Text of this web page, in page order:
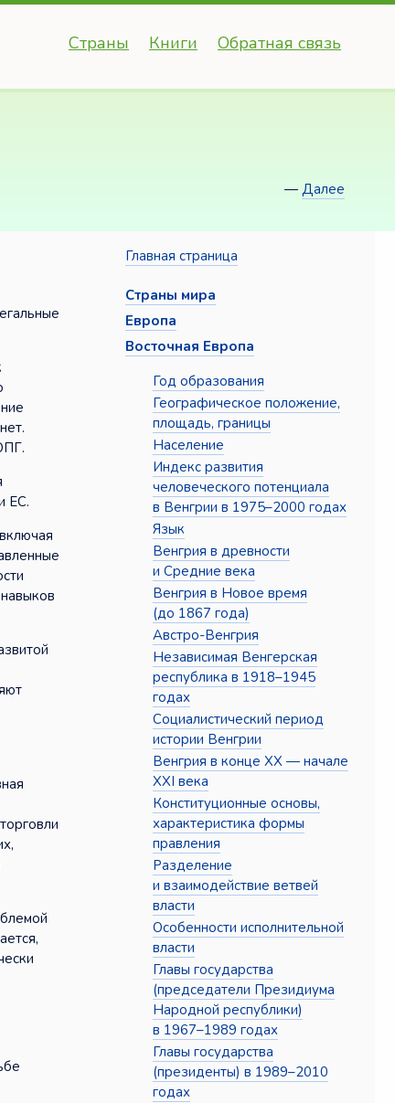
Страны Книги Обратная связь
— Далее
ЕС.
Главная страница
Страны мира
Европа
Восточная Европа
Год образования
Географическое положение,
площадь, границы
Население
Индекс развития
человеческого потенциала
в Венгрии в 1975–2000 годах
Язык
Венгрия в древности
и Средние века
Венгрия в Новое время
(до 1867 года)
Австро-Венгрия
Независимая Венгерская
республика в 1918–1945
годах
Социалистический период
истории Венгрии
Венгрия в конце XX — начале
XXI века
Конституционные основы,
характеристика формы
правления
Разделение
и взаимодействие ветвей
власти
Особенности исполнительной
власти
Главы государства
(председатели Президиума
Народной республики)
в 1967–1989 годах
Главы государства
(президенты) в 1989–2010
годах